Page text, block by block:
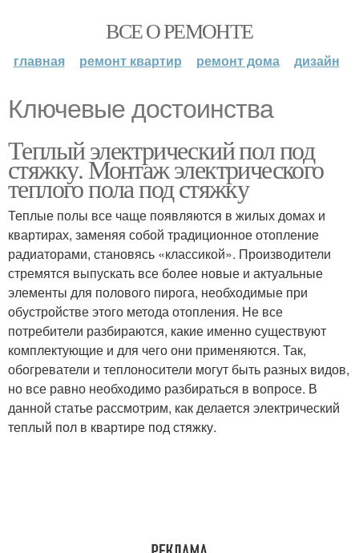
ВСЕ О РЕМОНТЕ
главная ремонт квартир ремонт дома дизайн
Ключевые достоинства
Теплый электрический пол под
стяжку. Монтаж электрического
теплого пола под стяжку
Теплые полы все чаще появляются в жилых домах и
квартирах, заменяя собой традиционное отопление
радиаторами, становясь «классикой». Производители
стремятся выпускать все более новые и актуальные
элементы для полового пирога, необходимые при
обустройстве этого метода отопления. Не все
потребители разбираются, какие именно существуют
комплектующие и для чего они применяются. Так,
обогреватели и теплоносители могут быть разных видов,
но все равно необходимо разбираться в вопросе. В
данной статье рассмотрим, как делается электрический
теплый пол в квартире под стяжку.